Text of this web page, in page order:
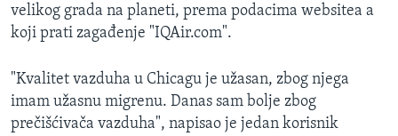
velikog grada na planeti, prema podacima websitea a
koji prati zagađenje "IQAir.com".
"Kvalitet vazduha u Chicagu je užasan, zbog njega
imam užasnu migrenu. Danas sam bolje zbog
prečišćivača vazduha", napisao je jedan korisnik